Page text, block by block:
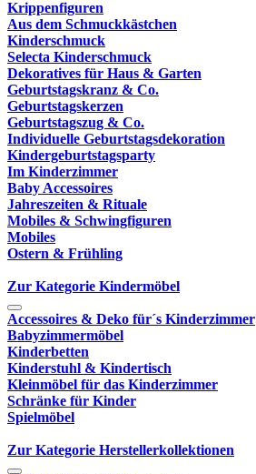
Krippenfiguren
Aus dem Schmuckkästchen
Kinderschmuck
Selecta Kinderschmuck
Dekoratives für Haus & Garten
Geburtstagskranz & Co.
Geburtstagskerzen
Geburtstagszug & Co.
Individuelle Geburtstagsdekoration
Kindergeburtstagsparty
Im Kinderzimmer
Baby Accessoires
Jahreszeiten & Rituale
Mobiles & Schwingfiguren
Mobiles
Ostern & Frühling
Zur Kategorie Kindermöbel
Accessoires & Deko für´s Kinderzimmer
Babyzimmermöbel
Kinderbetten
Kinderstuhl & Kindertisch
Kleinmöbel für das Kinderzimmer
Schränke für Kinder
Spielmöbel
Zur Kategorie Herstellerkollektionen